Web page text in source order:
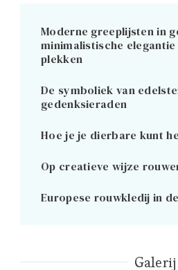
Moderne greeplijsten in
minimalistische
plekken
De symboliek van
gedenksieraden
Hoe je je dierbare kunt
Op creatieve wijze
Europese rouwkledij in
Galerij